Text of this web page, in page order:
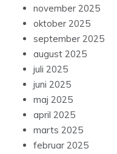
november 2025
oktober 2025
september 2025
august 2025
juli 2025
juni 2025
maj 2025
april 2025
marts 2025
februar 2025